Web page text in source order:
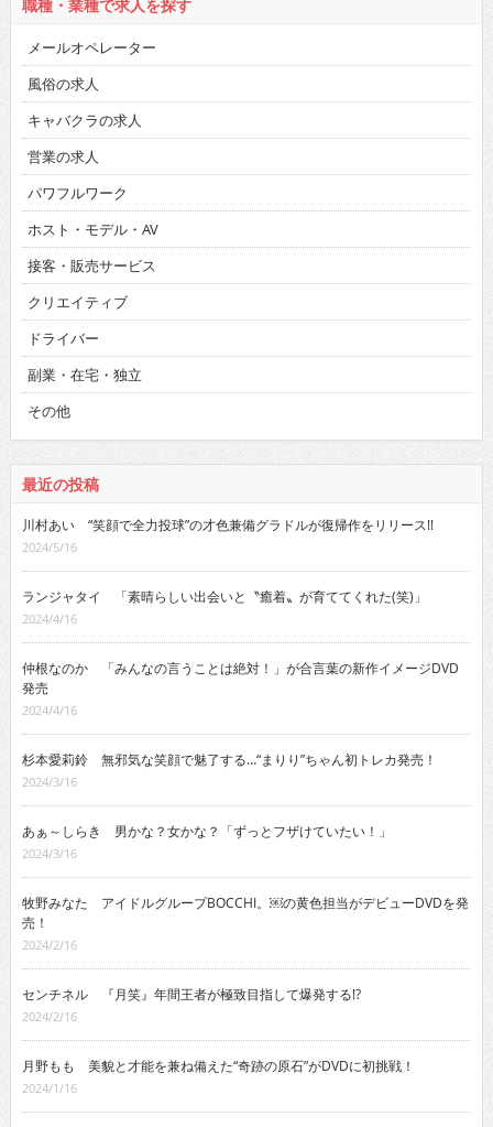
職種・業種で求人を探す
メールオペレーター
風俗の求人
キャバクラの求人
営業の求人
パワフルワーク
ホスト・モデル・AV
接客・販売サービス
クリエイティブ
ドライバー
副業・在宅・独立
その他
最近の投稿
川村あい “笑顔で全力投球”の才色兼備グラドルが復帰作をリリース!!
2024/5/16
ランジャタイ 「素晴らしい出会いと〝癒着〟が育ててくれた(笑)」
2024/4/16
仲根なのか 「みんなの言うことは絶対！」が合言葉の新作イメージDVD
発売
2024/4/16
杉本愛莉鈴 無邪気な笑顔で魅了する…“まりり”ちゃん初トレカ発売！
2024/3/16
あぁ～しらき 男かな？女かな？「ずっとフザけていたい！」
2024/3/16
牧野みなた アイドルグループBOCCHI。￼の黄色担当がデビューDVDを発
売！
2024/2/16
センチネル 『月笑』年間王者が極致目指して爆発する!?
2024/2/16
月野もも 美貌と才能を兼ね備えた“奇跡の原石”がDVDに初挑戦！
2024/1/16